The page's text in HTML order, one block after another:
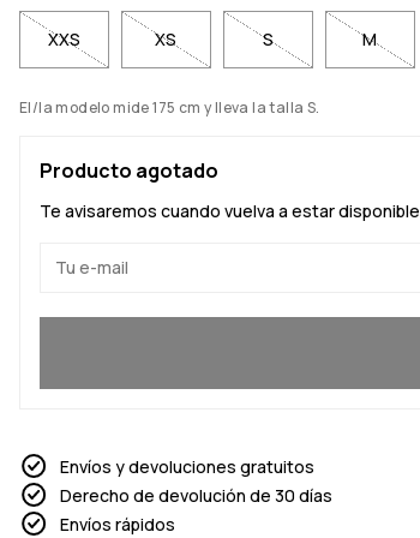
XXS XS S M
El/la modelo mide 175 cm y lleva la talla S.
Producto agotado
Te avisaremos cuando vuelva a estar disponible
Envíos y devoluciones gratuitos
Derecho de devolución de 30 días
Envíos rápidos